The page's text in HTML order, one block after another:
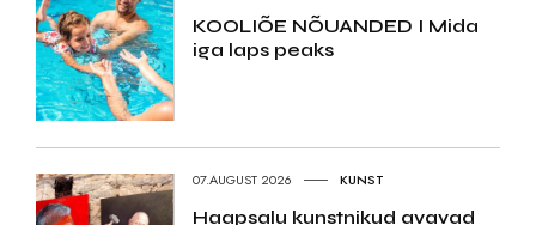
KOOLIÕE NÕUANDED I Mida
iga laps peaks
07.AUGUST 2026 KUNST
Haapsalu kunstnikud avavad